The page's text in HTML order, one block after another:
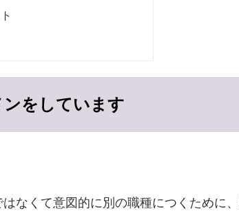
をしています
なくて意図的に別の職種につくために